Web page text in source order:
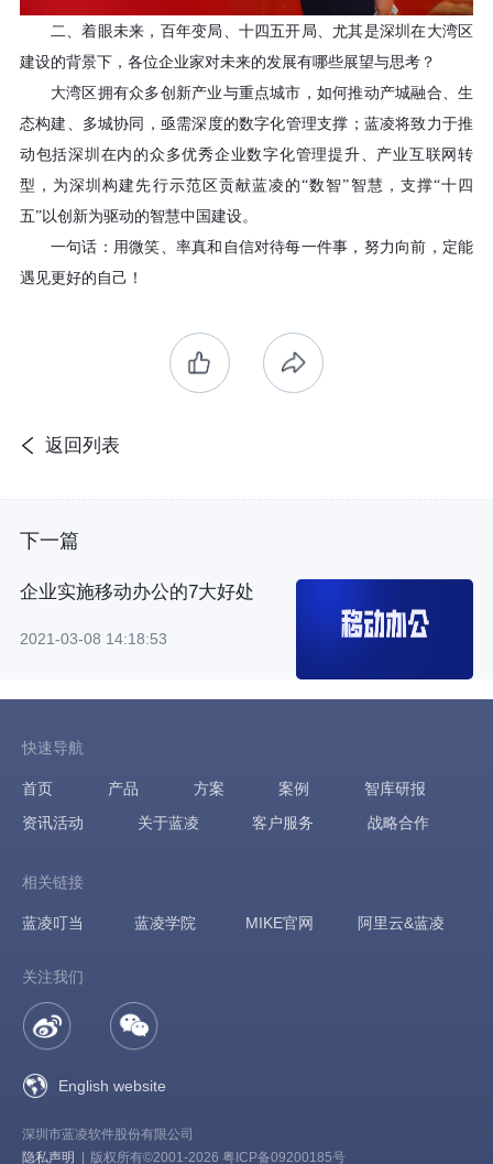
二、着眼未来，百年变局、十四五开局、尤其是深圳在大湾区
建设的背景下，各位企业家对未来的发展有哪些展望与思考？
大湾区拥有众多创新产业与重点城市，如何推动产城融合、生
态构建、多城协同，亟需深度的数字化管理支撑；蓝凌将致力于推
动包括深圳在内的众多优秀企业数字化管理提升、产业互联网转
型，为深圳构建先行示范区贡献蓝凌的“数智”智慧，支撑“十四
五”以创新为驱动的智慧中国建设。
一句话：用微笑、率真和自信对待每一件事，努力向前，定能
遇见更好的自己！
返回列表
下一篇
企业实施移动办公的7大好处
2021-03-08 14:18:53
快速导航
首页 产品 方案 案例
智库研报
资讯活动
关于蓝凌 客户服务 战略合作
相关链接
蓝凌叮当 蓝凌学院 MIKE官网 阿里云&蓝凌
关注我们
English website
深圳市蓝凌软件股份有限公司
隐私声明 | 版权所有©2001-2026 粤ICP备09200185号